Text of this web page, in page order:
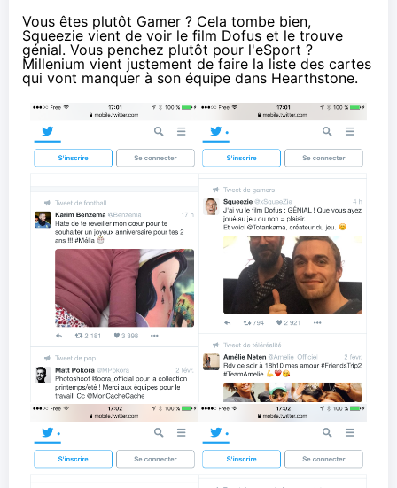
Vous êtes plutôt Gamer ? Cela tombe bien,
Squeezie vient de voir le film Dofus et le trouve
génial. Vous penchez plutôt pour l'eSport ?
Millenium vient justement de faire la liste des cartes
qui vont manquer à son équipe dans Hearthstone.